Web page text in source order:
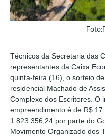
Técnicos da Secretaria das
representantes da Caixa
quinta-feira (16), o sorteio
residencial Machado de
Complexo dos Escritores. O
empreendimento é de R$
1.823.356,24 por parte do
Movimento Organizado dos